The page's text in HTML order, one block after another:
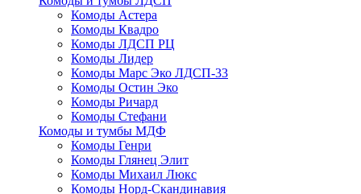
Комоды Астера
Комоды Квадро
Комоды ЛДСП РЦ
Комоды Лидер
Комоды Марс Эко ЛДСП-33
Комоды Остин Эко
Комоды Ричард
Комоды Стефани
Комоды и тумбы МДФ
Комоды Генри
Комоды Глянец Элит
Комоды Михаил Люкс
Комоды Норд-Скандинавия